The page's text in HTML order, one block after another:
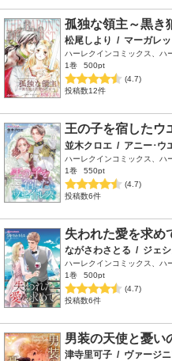
孤独な領主～黒き
松尾しより / マーガレ
ハーレクインコミックス、ハ
1巻
500pt
(4.7)
投稿数12件
王の子を宿したウ
並木クロエ / アニー･ウ
ハーレクインコミックス、ハ
1巻
550pt
(4.7)
投稿数6件
失われた愛を求め
ながさわさとる / ジェ
ハーレクインコミックス、ハ
1巻
500pt
(4.7)
投稿数6件
男装の天使と憂い
津寺里可子 / ヴァージ